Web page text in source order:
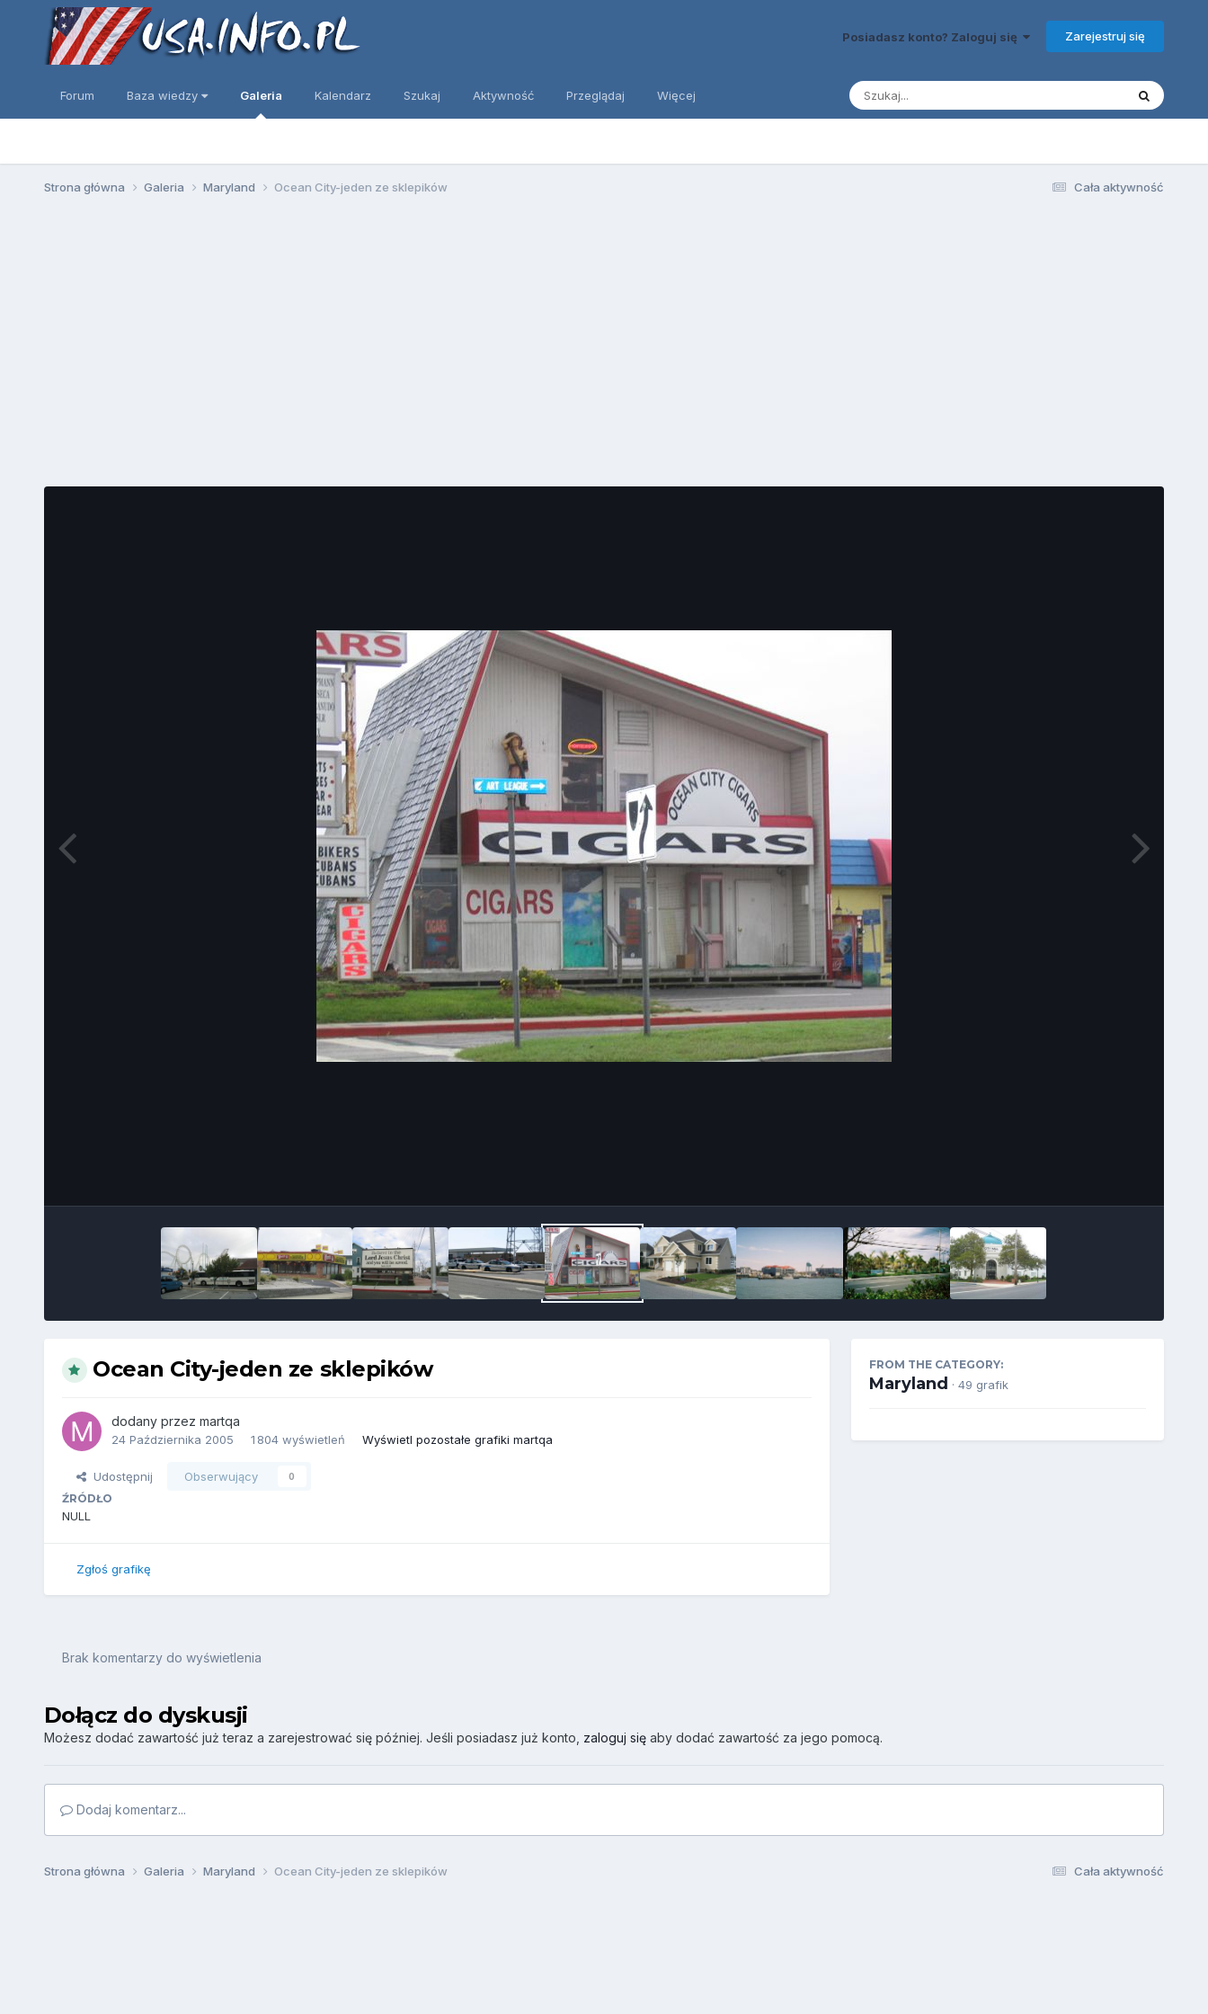
Posiadasz konto? Zaloguj się Zarejestruj się
Forum Baza wiedzy Galeria Kalendarz Szukaj Aktywność Przeglądaj Więcej
Cała aktywność
Strona główna Galeria Maryland Ocean City-jeden ze sklepików
Ocean City-jeden ze sklepików
dodany przez martqa
24 Października 2005 1 804 wyświetleń Wyświetl pozostałe grafiki martqa
Udostępnij Obserwujący 0
ŹRÓDŁO
NULL
Zgłoś grafikę
FROM THE CATEGORY:
Maryland · 49 grafik
Brak komentarzy do wyświetlenia
Dołącz do dyskusji
Możesz dodać zawartość już teraz a zarejestrować się później. Jeśli posiadasz już konto, zaloguj sięaby dodać zawartość za jego pomocą.
Dodaj komentarz...
Cała aktywność
Strona główna Galeria Maryland Ocean City-jeden ze sklepików